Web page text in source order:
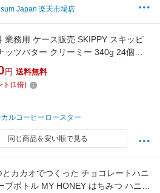
Japan 楽天市場店
業務用 ケース販売 SKIPPY スキッピ
ッツバター クリーミー 340g 24個セ
円 送料無料
ト (1倍)
ルコーヒーロースター
同じ商品を安い順で見る
とカカオでつくった チョコレートハニ
ブボトル MY HONEY はちみつ ハニー